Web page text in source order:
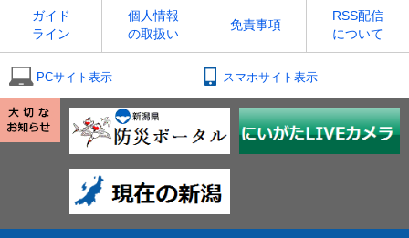
ガイド
ライン
個人情報
の取扱い
免責事項
RSS配信
について
PCサイト表示 スマホサイト表示